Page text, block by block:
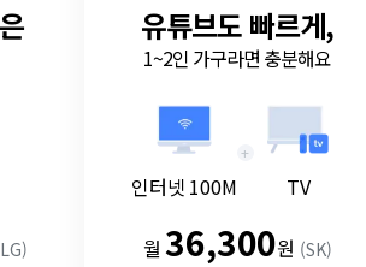
유튜브도 빠르게,
1~2인 가구라면 충분해요
인터넷 100M
+
TV
월36,300원 (SK)